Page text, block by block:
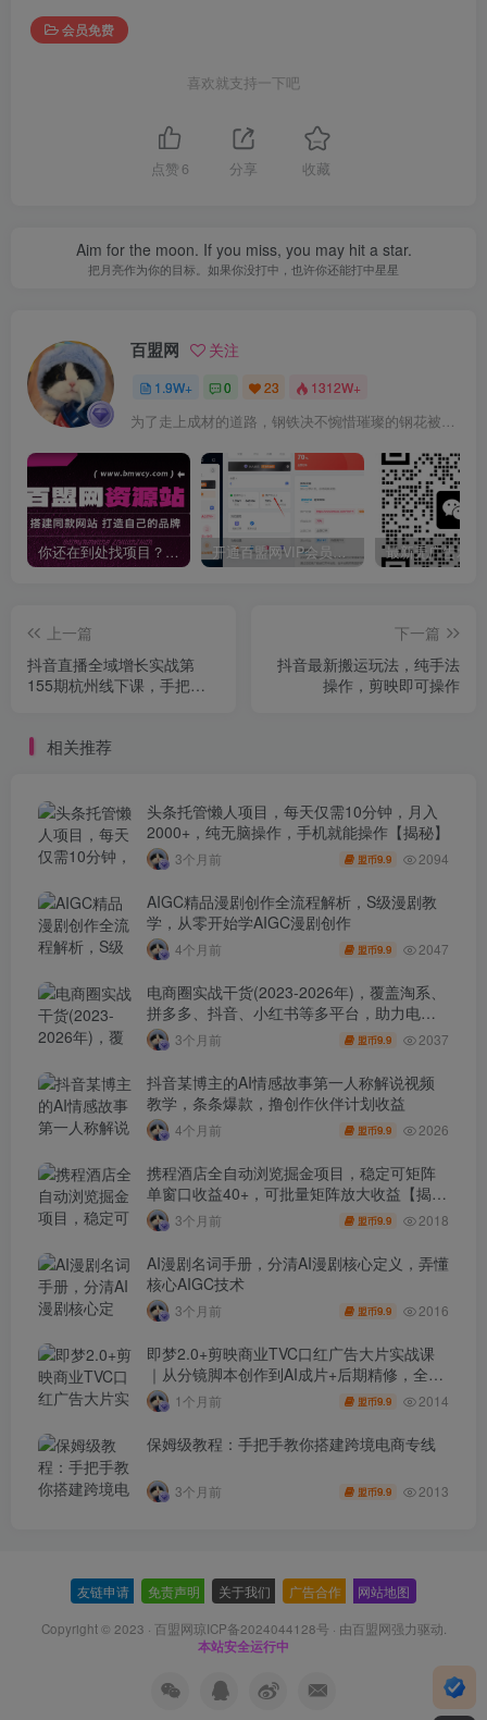
会员免费
喜欢就支持一下吧
点赞 6 分享 收藏
Aim for the moon. If you miss, you may hit a star.
把月亮作为你的目标。如果你没打中，也许你还能打中星星
百盟网 关注
1.9W+ 0 23 1312W+
为了走上成材的道路，钢铁决不惋惜璀璨的钢花被遗弃
你还在到处找项目？还在当韭菜？我靠卖项目一个月收入5万+，曾经我也是个失败者。 开通百盟网VIP会员，尊享全站资源免费下载，享70%的推广提成！！【限时五折优惠】
上一篇
抖音直播全域增长实战第
155期杭州线下课，手把手
下一篇
抖音最新搬运玩法，纯手法
操作，剪映即可操作
相关推荐
头条托管懒人项目，每天仅需10分钟，月入
2000+，纯无脑操作，手机就能操作【揭秘】
3个月前 盟币9.9 2094
AIGC精品漫剧创作全流程解析，S级漫剧教
学，从零开始学AIGC漫剧创作
4个月前 盟币9.9 2047
电商圈实战干货(2023-2026年)，覆盖淘系、
拼多多、抖音、小红书等多平台，助力电商
人避开坑、提效率、稳盈利(更新4月)
3个月前 盟币9.9 2037
抖音某博主的AI情感故事第一人称解说视频
教学，条条爆款，撸创作伙伴计划收益
4个月前 盟币9.9 2026
携程酒店全自动浏览掘金项目，稳定可矩阵
单窗口收益40+，可批量矩阵放大收益【揭
秘】3个月前 盟币9.9 2018
AI漫剧名词手册，分清AI漫剧核心定义，弄懂
核心AIGC技术
3个月前 盟币9.9 2016
即梦2.0+剪映商业TVC口红广告大片实战课
｜从分镜脚本创作到AI成片+后期精修，全流
程打造品牌级产品广告
1个月前 盟币9.9 2014
保姆级教程：手把手教你搭建跨境电商专线
3个月前 盟币9.9 2013
友链申请 免责声明 关于我们 广告合作 网站地图
Copyright © 2023 · 百盟网琼ICP备2024044128号 · 由百盟网强力驱动.
本站安全运行中